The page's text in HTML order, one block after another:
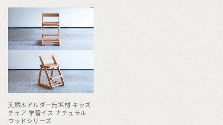
天然木アルダー無垢材 キッズ
チェア 学習イス ナチュラル
ウッドシリーズ